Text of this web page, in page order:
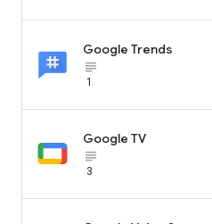
Google Trends
subject_black
1
Google TV
subject_black
3